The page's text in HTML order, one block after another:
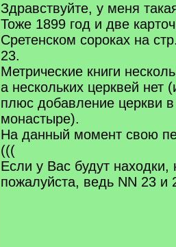
Здравствуйте, у меня
Тоже 1899 год и две
Сретенском сороках на
23.
Метрические книги
а нескольких церквей нет
плюс добавление церкви
монастыре).
На данный момент свою
(((
Если у Вас будут
пожалуйста, ведь NN 23 и